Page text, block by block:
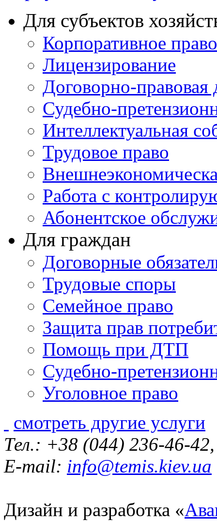
Для субъектов
Корпоративное право
Лицензирование
Договорно-правовая
Судебно-
Интеллектуальная
Трудовое право
Работа с
Абонентское
Для граждан
Договорные
Трудовые споры
Семейное право
Защита прав
Помощь при ДТП
Судебно-
Уголовное право
смотреть другие услуги
Тел.: +38 (044) 236-46-
E-mail: info@temis.kiev.ua
Дизайн и разработка «